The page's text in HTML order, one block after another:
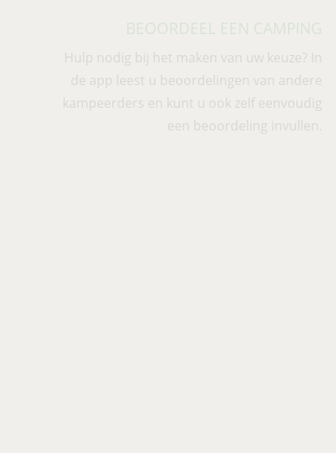
BEOORDEEL EEN CAMPING
Hulp nodig bij het maken van uw keuze? In
de app leest u beoordelingen van andere
kampeerders en kunt u ook ze lf eenvoudig
een beoordeling invullen.